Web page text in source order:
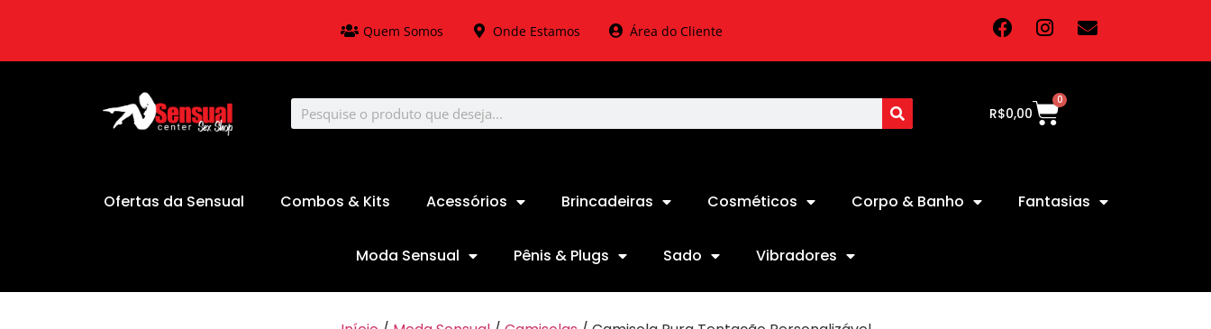
Quem Somos Onde Estamos Área do Cliente
R$0,00
0
Ofertas da Sensual Combos & Kits Acessórios Brincadeiras Cosméticos Corpo & Banho Fantasias
Moda Sensual Pênis & Plugs Sado Vibradores